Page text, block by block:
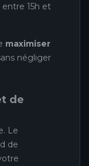
15h et
maximiser
négliger
de
Le
de